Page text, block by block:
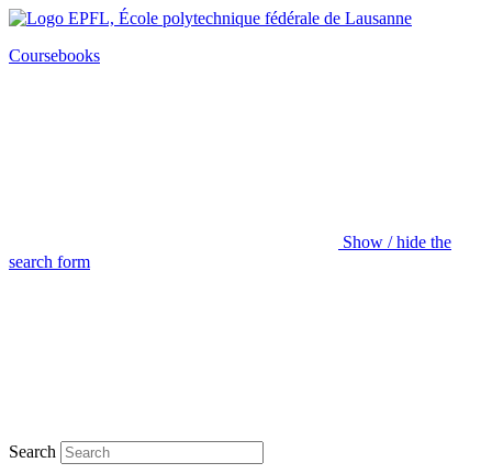
Coursebooks
Show / hide the
search form
Search